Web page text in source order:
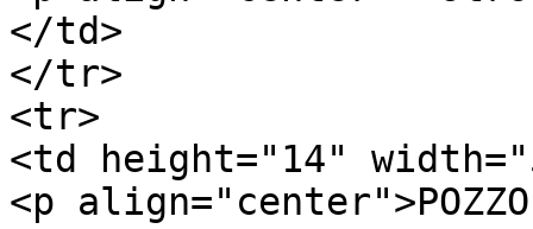
</td>
</tr>
<tr>
<td height="14"
<p align="center">POZZO